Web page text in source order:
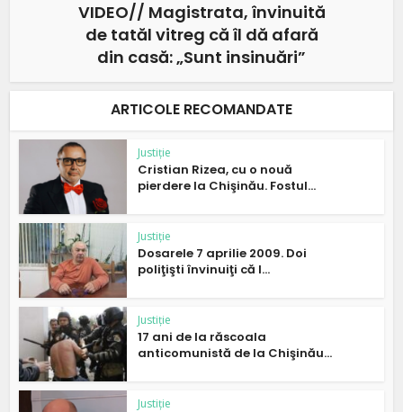
VIDEO// Magistrata, învinuită
de tatăl vitreg că îl dă afară
din casă: „Sunt insinuări”
ARTICOLE RECOMANDATE
Justiție
Cristian Rizea, cu o nouă
pierdere la Chişinău. Fostul...
Justiție
Dosarele 7 aprilie 2009. Doi
poliţişti învinuiţi că l...
Justiție
17 ani de la răscoala
anticomunistă de la Chişinău...
Justiție